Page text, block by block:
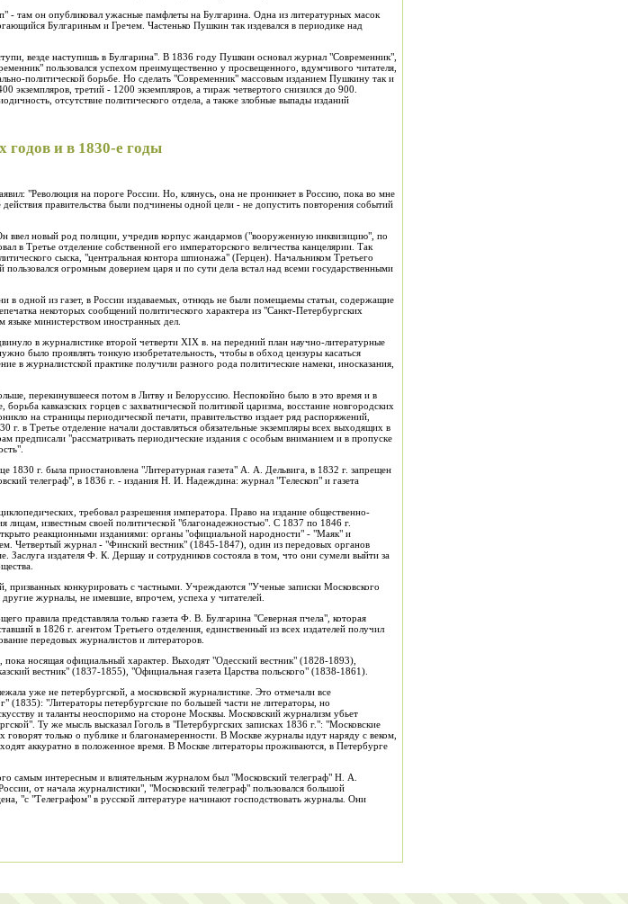
- там он опубликовал ужасные памфлеты на Булгарина. Одна из литературных масок
Булгариным и Гречем. Частенько Пушкин так издевался в периодике над
везде наступишь в Булгарина". В 1836 году Пушкин основал журнал "Современник",
пользовался успехом преимущественно у просвещенного, вдумчивого читателя,
политической борьбе. Но сделать "Современник" массовым изданием Пушкину так и
экземпляров, третий - 1200 экземпляров, а тираж четвертого снизился до 900.
отсутствие политического отдела, а также злобные выпады изданий
годов и в 1830-е годы
"Революция на пороге России. Но, клянусь, она не проникнет в Россию, пока во мне
правительства были подчинены одной цели - не допустить повторения событий
ввел новый род полиции, учредив корпус жандармов ("вооруженную инквизицию", по
в Третье отделение собственной его императорского величества канцелярии. Так
сыска, "центральная контора шпионажа" (Герцен). Начальником Третьего
огромным доверием царя и по сути дела встал над всеми государственными
в одной из газет, в России издаваемых, отнюдь не были помещаемы статьи, содержащие
некоторых сообщений политического характера из "Санкт-Петербургских
языке министерством иностранных дел.
в журналистике второй четверти XIX в. на передний план научно-литературные
было проявлять тонкую изобретательность, чтобы в обход цензуры касаться
в журналистской практике получили разного рода политические намеки, иносказания,
перекинувшееся потом в Литву и Белоруссию. Неспокойно было в это время и в
кавказских горцев с захватнической политикой царизма, восстание новгородских
на страницы периодической печати, правительство издает ряд распоряжений,
в Третье отделение начали доставляться обязательные экземпляры всех выходящих в
предписали "рассматривать периодические издания с особым вниманием и в пропуске
1830 г. была приостановлена "Литературная газета" А. А. Дельвига, в 1832 г. запрещен
телеграф", в 1836 г. - издания H. И. Надеждина: журнал "Телескоп" и газета
требовал разрешения императора. Право на издание общественно-
лицам, известным своей политической "благонадежностью". С 1837 по 1846 г.
реакционными изданиями: органы "официальной народности" - "Маяк" и
Четвертый журнал - "Финский вестник" (1845-1847), один из передовых органов
издателя Ф. К. Дершау и сотрудников состояла в том, что они сумели выйти за
призванных конкурировать с частными. Учреждаются "Ученые записки Московского
журналы, не имевшие, впрочем, успеха у читателей.
правила представляла только газета Ф. В. Булгарина "Северная пчела", которая
в 1826 г. агентом Третьего отделения, единственный из всех издателей получил
передовых журналистов и литераторов.
носящая официальный характер. Выходят "Одесский вестник" (1828-1893),
вестник" (1837-1855), "Официальная газета Царства польского" (1838-1861).
уже не петербургской, а московской журналистике. Это отмечали все
"Литераторы петербургские по большей части не литераторы, но
и таланты неоспоримо на стороне Москвы. Московский журнализм убьет
Ту же мысль высказал Гоголь в "Петербургских записках 1836 г.": "Московские
только о публике и благонамеренности. В Москве журналы идут наряду с веком,
аккуратно в положенное время. В Москве литераторы проживаются, в Петербурге
самым интересным и влиятельным журналом был "Московский телеграф" Н. А.
от начала журналистики", "Московский телеграф" пользовался большой
"с "Телеграфом" в русской литературе начинают господствовать журналы. Они